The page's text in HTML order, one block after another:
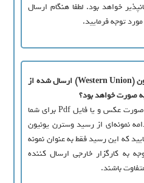
خواهد بود. لطفا هنگام ارسال
توجه فرماييد.
رسيد حواله وسترن يونيون (Western Union) ارسال شده از
صورت خواهد بود؟
رسيد وسترن يونيون به صورت عکس و يا فايل Pdf براي شما
نمونه‌اي از رسيد وسترن يونيون
که اين رسيد فقط به عنوان نمونه
به کارگزار خارجي ارسال کننده
باشند.